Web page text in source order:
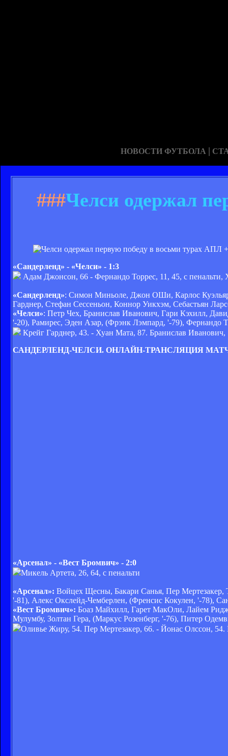
НОВОСТИ ФУТБОЛА |
###Челси одержал
«Сандерленд» - «Челси» - 1:3
Адам Джонсон, 66 - Фернандо Торрес, 11, 45, с пенальти,
«Сандерленд»: Симон Миньоле, Джон ОШи, Карлос
Гарднер, Стефан Сессеньон, Коннор Уикхэм, Себастьян
«Челси»: Петр Чех, Бранислав Иванович, Гари Кэхилл,
'-20), Рамирес, Эден Азар, (Фрэнк Лэмпард, '-79), Фернандо
Крейг Гарднер, 43. - Хуан Мата, 87. Бранислав Иванович,
САНДЕРЛЕНД-ЧЕЛСИ. ОНЛАЙН-ТРАНСЛЯЦИЯ
«Арсенал» - «Вест Бромвич» - 2:0
Микель Артета, 26, 64, с пенальти
«Арсенал»: Войцех Щесны, Бакари Санья, Пер
'-81), Алекс Окслейд-Чемберлен, (Френсис Кокулен, '-78),
«Вест Бромвич»: Боаз Майхилл, Гарет МакОли, Лайем
Мулумбу, Золтан Гера, (Маркус Розенберг, '-76), Питер
Оливье Жиру, 54. Пер Мертезакер, 66. - Йонас Олссон,